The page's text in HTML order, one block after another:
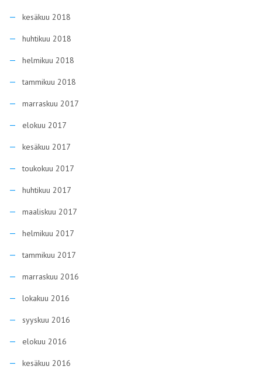
kesäkuu 2018
huhtikuu 2018
helmikuu 2018
tammikuu 2018
marraskuu 2017
elokuu 2017
kesäkuu 2017
toukokuu 2017
huhtikuu 2017
maaliskuu 2017
helmikuu 2017
tammikuu 2017
marraskuu 2016
lokakuu 2016
syyskuu 2016
elokuu 2016
kesäkuu 2016